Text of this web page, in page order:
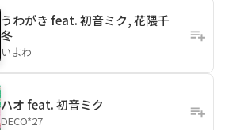
うわがき feat. 初音ミク, 花隈千
冬
いよわ
ハオ feat. 初音ミク
DECO*27